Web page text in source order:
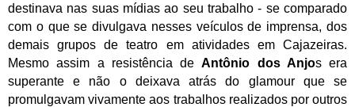
destinava nas suas mídias ao seu trabalho - se comparado
com o que se divulgava nesses veículos de imprensa, dos
demais grupos de teatro em atividades em Cajazeiras.
Mesmo assim a resistência deAntônio dos Anjos era
superante e não o deixava atrás do glamour que se
promulgavam vivamente aos trabalhos realizados por outros